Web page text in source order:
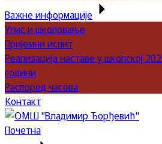
Важне информације
Упис и школовање
Пријемни испит
Реализација наставе у школској
години
Распоред часова
Контакт
Почетна